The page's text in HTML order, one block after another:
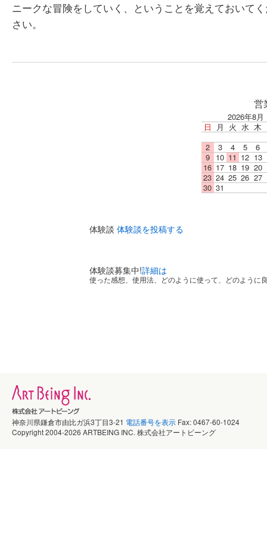
ニークな冒険をしていく、ということを覚えておいて
さい。
営
2026年8月
日
月 火 水 木
2
3 4 5
6
9
10 11 12 13
16 17 18 19 20
23 24 25 26 27
30 31
体験談 体験談を投稿する
体験談募集中!詳細は
使った感想、使用法、どのように使って、どのように
神奈川県鎌倉市由比ガ浜3丁目3-21 電話番号を表示 Fax: 0467-60-1024
Copyright 2004-2026 ARTBEING INC. 株式会社アートビーング